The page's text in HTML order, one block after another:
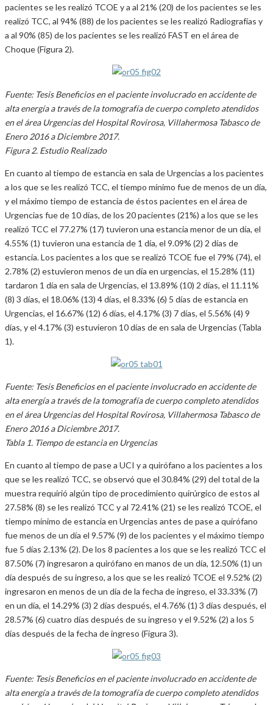
pacientes se les realizó TCOE y a al 21% (20) de los pacientes se les
realizó TCC, al 94% (88) de los pacientes se les realizó Radiografías y
a al 90% (85) de los pacientes se les realizó FAST en el área de
Choque (Figura 2).
Fuente: Tesis Beneficios en el paciente involucrado en accidente de
alta energía a través de la tomografía de cuerpo completo atendidos
en el área Urgencias del Hospital Rovirosa, Villahermosa Tabasco de
Enero 2016 a Diciembre 2017.
Figura 2. Estudio Realizado
En cuanto al tiempo de estancia en sala de Urgencias a los pacientes
a los que se les realizó TCC, el tiempo mínimo fue de menos de un día,
y el máximo tiempo de estancia de éstos pacientes en el área de
Urgencias fue de 10 días, de los 20 pacientes (21%) a los que se les
realizó TCC el 77.27% (17) tuvieron una estancia menor de un día, el
4.55% (1) tuvieron una estancia de 1 día, el 9.09% (2) 2 días de
estancia. Los pacientes a los que se realizó TCOE fue el 79% (74), el
2.78% (2) estuvieron menos de un día en urgencias, el 15.28% (11)
tardaron 1 día en sala de Urgencias, el 13.89% (10) 2 días, el 11.11%
(8) 3 días, el 18.06% (13) 4 días, el 8.33% (6) 5 días de estancia en
Urgencias, el 16.67% (12) 6 días, el 4.17% (3) 7 días, el 5.56% (4) 9
días, y el 4.17% (3) estuvieron 10 días de en sala de Urgencias (Tabla
1).
Fuente: Tesis Beneficios en el paciente involucrado en accidente de
alta energía a través de la tomografía de cuerpo completo atendidos
en el área Urgencias del Hospital Rovirosa, Villahermosa Tabasco de
Enero 2016 a Diciembre 2017.
Tabla 1. Tiempo de estancia en Urgencias
En cuanto al tiempo de pase a UCI y a quirófano a los pacientes a los
que se les realizó TCC, se observó que el 30.84% (29) del total de la
muestra requirió algún tipo de procedimiento quirúrgico de estos al
27.58% (8) se les realizó TCC y al 72.41% (21) se les realizó TCOE, el
tiempo mínimo de estancia en Urgencias antes de pase a quirófano
fue menos de un día el 9.57% (9) de los pacientes y el máximo tiempo
fue 5 días 2.13% (2). De los 8 pacientes a los que se les realizó TCC el
87.50% (7) ingresaron a quirófano en manos de un día, 12.50% (1) un
día después de su ingreso, a los que se les realizó TCOE el 9.52% (2)
ingresaron en menos de un día de la fecha de ingreso, el 33.33% (7)
en un día, el 14.29% (3) 2 días después, el 4.76% (1) 3 días después, el
28.57% (6) cuatro días después de su ingreso y el 9.52% (2) a los 5
días después de la fecha de ingreso (Figura 3).
Fuente: Tesis Beneficios en el paciente involucrado en accidente de
alta energía a través de la tomografía de cuerpo completo atendidos